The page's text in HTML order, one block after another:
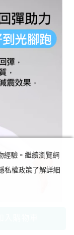
經驗。繼續瀏覽網
私權政策了解詳細